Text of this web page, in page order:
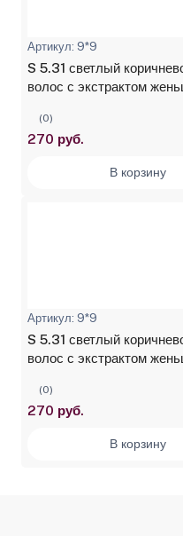
Артикул: 9*9
S 5.31 светлый
волос с экстрактом
(0)
270 руб.
В корзину
Артикул: 9*9
S 5.31 светлый
волос с экстрактом
(0)
270 руб.
В корзину